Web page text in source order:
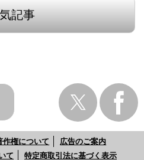
記事
作権について
広告のご案内
て
特定商取引法に基づく表示